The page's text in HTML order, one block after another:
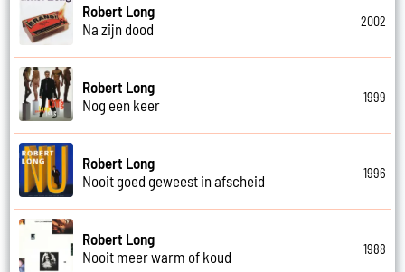
Robert Long
Na zijn dood
2002
Robert Long
Nog een keer
1999
Robert Long
Nooit goed geweest in afscheid
1996
Robert Long
Nooit meer warm of koud
1988